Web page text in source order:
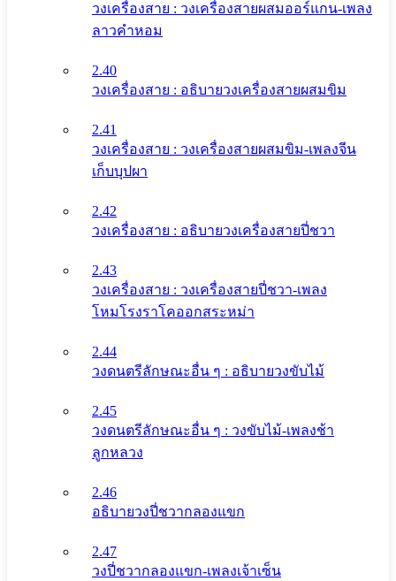
วงเครื่องสาย : วงเครื่องสายผสมออร์แกน-เพลง
ลาวคำหอม
2.40
วงเครื่องสาย : อธิบายวงเครื่องสายผสมขิม
2.41
วงเครื่องสาย : วงเครื่องสายผสมขิม-เพลงจีน
เก็บบุปผา
2.42
วงเครื่องสาย : อธิบายวงเครื่องสายปี่ชวา
2.43
วงเครื่องสาย : วงเครื่องสายปี่ชวา-เพลง
โหมโรงราโคออกสระหม่า
2.44
วงดนตรีลักษณะอื่น ๆ : อธิบายวงขับไม้
2.45
วงดนตรีลักษณะอื่น ๆ : วงขับไม้-เพลงช้า
ลูกหลวง
2.46
อธิบายวงปี่ชวากลองแขก
2.47
วงปี่ชวากลองแขก-เพลงเจ้าเซ็น